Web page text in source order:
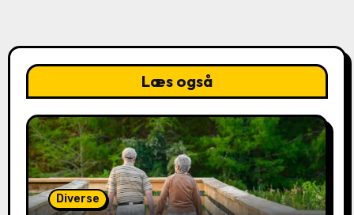
Læs også
Diverse